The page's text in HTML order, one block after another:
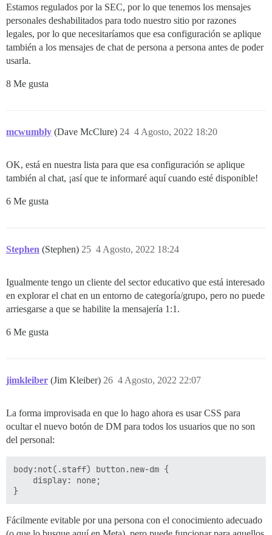
Estamos regulados por la SEC, por lo que tenemos los mensajes
personales deshabilitados para todo nuestro sitio por razones
legales, por lo que necesitaríamos que esa configuración se aplique
también a los mensajes de chat de persona a persona antes de poder
usarla.
8 Me gusta
mcwumbly (Dave McClure) 4 Agosto, 2022 18:20
24
OK, está en nuestra lista para que esa configuración se aplique
también al chat, ¡así que te informaré aquí cuando esté disponible!
6 Me gusta
Stephen (Stephen) 4 Agosto, 2022 18:24
25
Igualmente tengo un cliente del sector educativo que está interesado
en explorar el chat en un entorno de categoría/grupo, pero no puede
arriesgarse a que se habilite la mensajería 1:1.
6 Me gusta
jimkleiber (Jim Kleiber) 4 Agosto, 2022 22:07
26
La forma improvisada en que lo hago ahora es usar CSS para
ocultar el nuevo botón de DM para todos los usuarios que no son
del personal:
body:not(.staff) button.new-dm {
    display: none;
Fácilmente evitable por una persona con el conocimiento adecuado